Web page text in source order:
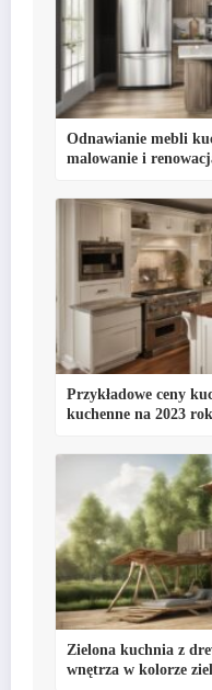
Odnawianie mebli
malowanie i
Przykładowe ceny
kuchenne na 2023
Zielona kuchnia z
wnętrza w kolorze